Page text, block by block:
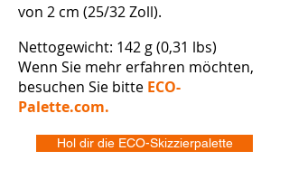
von 2 cm (25/32 Zoll).
Nettogewicht: 142 g (0,31 lbs)
Wenn Sie mehr erfahren möchten,
besuchen Sie bitte ECO-
Palette.com.
Hol dir die ECO-Skizzierpalette